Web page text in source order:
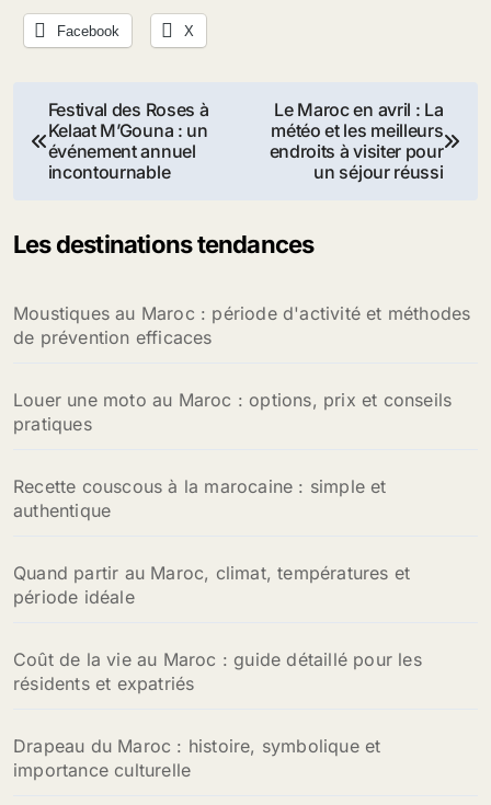
Facebook X
Navigation
de
Festival des Roses à
Kelaat M’Gouna : un
événement annuel
incontournable
Le Maroc en avril : La
météo et les meilleurs
endroits à visiter pour
un séjour réussi
Les destinations tendances
Moustiques au Maroc : période d'activité et méthodes
de prévention efficaces
Louer une moto au Maroc : options, prix et conseils
pratiques
Recette couscous à la marocaine : simple et
authentique
Quand partir au Maroc, climat, températures et
période idéale
Coût de la vie au Maroc : guide détaillé pour les
résidents et expatriés
Drapeau du Maroc : histoire, symbolique et
importance culturelle